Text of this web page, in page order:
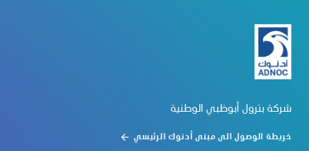
شركة بترول أبوظبي الوطنية
خريطة الوصول الى مبنى أدنوك الرئيسي